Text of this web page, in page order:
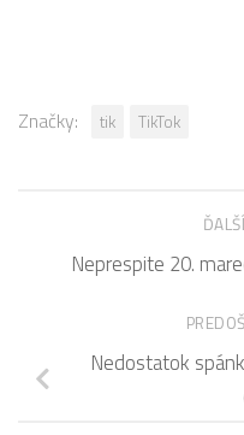
Značky: tik TikTok
Neprespite 20.
Nedostatok